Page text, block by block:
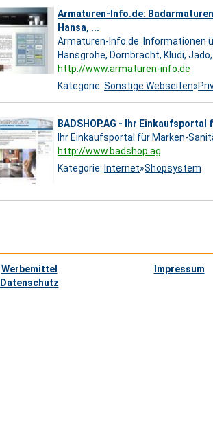
Armaturen-Info.de:
Hansa, ...
Armaturen-Info.de: Informationen
Hansgrohe, Dornbracht, Kludi,
http://www.armaturen-info.de
Kategorie: Sonstige Webseiten»
BADSHOP.AG - Ihr
Ihr Einkaufsportal für Marken-
http://www.badshop.ag
Kategorie: Internet»Shopsystem
Werbemittel Impressum
Datenschutz